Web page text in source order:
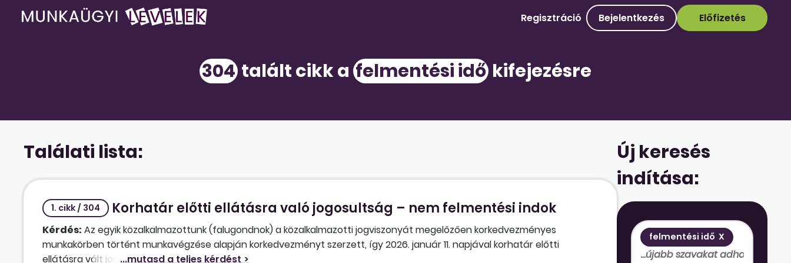
Regisztráció Bejelentkezés Előfizetés
304 talált cikk a felmentési idő kifejezésre
Találati lista:
1. cikk / 304 Korhatár előtti ellátásra való jogosultság – nem felmentési indok
Kérdés: Az egyik közalkalmazottunk (falugondnok) a közalkalmazotti jogviszonyát megelőzően korkedvezményes
munkakörben történt munkavégzése alapján korkedvezményt szerzett, így 2026. január 11. napjával korhatár előtti
ellátásra vált jogosulttá. Úgy nyilatkozott, hogy nem szeretne tovább dolgozni, és kérte a jogviszonyának felmentéssel
Új keresés
indítása:
felmentési időX